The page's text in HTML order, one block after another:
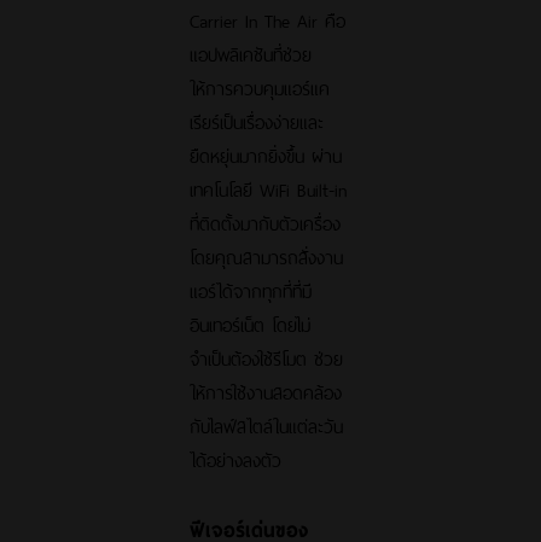
Carrier In The Air คือ
แอปพลิเคชันที่ช่วย
ให้การควบคุมแอร์แค
เรียร์เป็นเรื่องง่ายและ
ยืดหยุ่นมากยิ่งขึ้น ผ่าน
เทคโนโลยี WiFi Built-in
ที่ติดตั้งมากับตัวเครื่อง
โดยคุณสามารถสั่งงาน
แอร์ได้จากทุกที่ที่มี
อินเทอร์เน็ต โดยไม่
จำเป็นต้องใช้รีโมต ช่วย
ให้การใช้งานสอดคล้อง
กับไลฟ์สไตล์ในแต่ละวัน
ได้อย่างลงตัว
ฟีเจอร์เด่นของ